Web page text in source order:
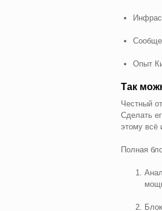
Опыт
Так
Честный
Сделать
этому всё
Полная